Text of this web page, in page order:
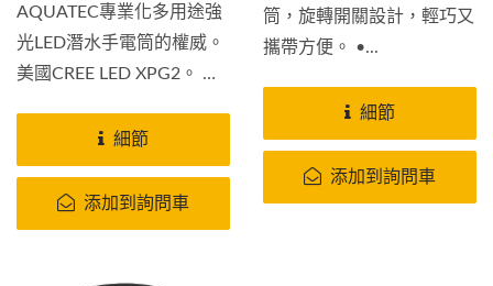
AQUATEC專業化多用途強
光LED潛水手電筒的權威。
美國CREE LED XPG2。 玻
鍍膜及防刮鍍膜及耐衝擊強
度塑膠製成，不怕刮不怕
摔。 密封性能超強可達水
下200米。 主體材質採用航
細節
添加到詢問車
筒，旋轉開關設計，輕巧又
攜帶方便。 •...
細節
添加到詢問車